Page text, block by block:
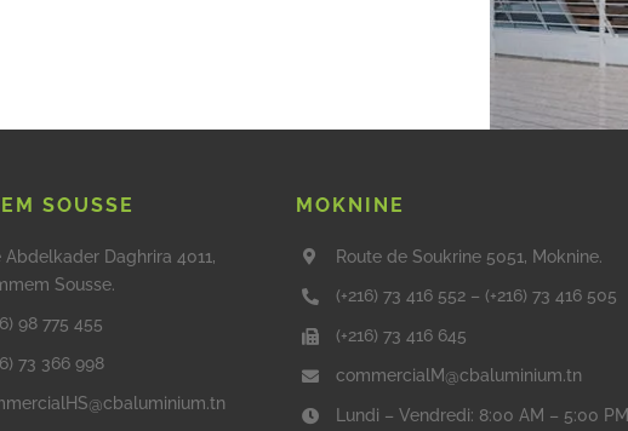
SOUSSE
Abdelkader Daghrira 4011,
Sousse.
98 775 455
73 366 998
MOKNINE
Route de Soukrine 5051, Moknine.
(+216) 73 416 552 – (+216) 73 416 505
(+216) 73 416 645
commercialM@cbaluminium.tn
Lundi – Vendredi: 8:00 AM – 5:00 PM